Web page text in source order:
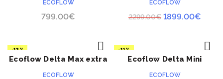
ECOFLOW
799.00€
ECOFLOW
2299.00€ Le
1899.00€
est :
-12%
ACHETER
Ecoflow Delta Max extra
ECOFLOW
-11%
ACHETER
Ecoflow Delta Mini
ECOFLOW